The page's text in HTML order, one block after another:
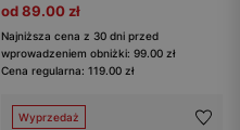
od 89.00 zł
Najniższa cena z 30 dni przed
wprowadzeniem obniżki: 99.00 zł
Cena regularna: 119.00 zł
Wyprzedaż